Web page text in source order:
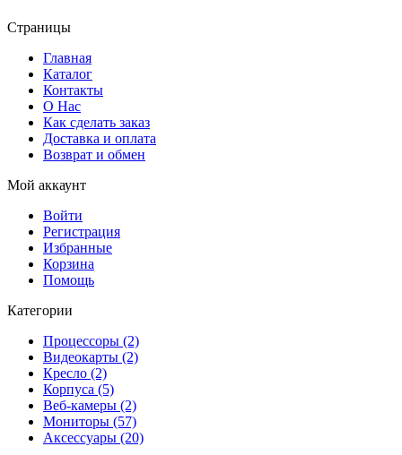
Страницы
Главная
Каталог
Контакты
О Нас
Как сделать заказ
Доставка и оплата
Возврат и обмен
Мой аккаунт
Войти
Регистрация
Избранные
Корзина
Помощь
Категории
Процессоры (2)
Видеокарты (2)
Кресло (2)
Корпуса (5)
Веб-камеры (2)
Мониторы (57)
Аксессуары (20)